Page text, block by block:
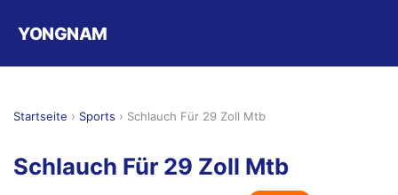
YONGNAM
Startseite › Sports › Schlauch Für 29 Zoll Mtb
Schlauch Für 29 Zoll Mtb